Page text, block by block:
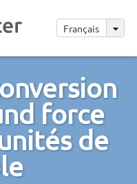
Français
force
de